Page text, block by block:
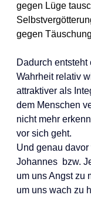
gegen Lüge
gegen
Dadurch
Wahrheit relativ
attraktiver als
dem Menschen
nicht mehr
vor sich geht.
Und genau
Johannes  bzw.
um uns Angst zu
um uns wach zu